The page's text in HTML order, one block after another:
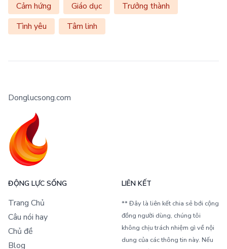
Cảm hứng
Giáo dục
Trưởng thành
Tình yêu
Tâm linh
Donglucsong.com
ĐỘNG LỰC SỐNG
Trang Chủ
Câu nói hay
Chủ đề
Blog
LIÊN KẾT
** Đây là liên kết chia sẻ bới cộng
đồng người dùng, chúng tôi
không chịu trách nhiệm gì về nội
dung của các thông tin này. Nếu